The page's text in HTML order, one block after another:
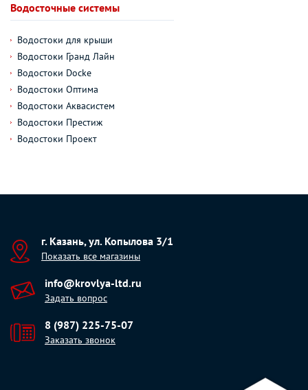
Водосточные системы
Водостоки для крыши
Водостоки Гранд Лайн
Водостоки Docke
Водостоки Оптима
Водостоки Аквасистем
Водостоки Престиж
Водостоки Проект
г. Казань, ул. Копылова 3/1
Показать все магазины
info@krovlya-ltd.ru
Задать вопрос
8 (987) 225-75-07
Заказать звонок